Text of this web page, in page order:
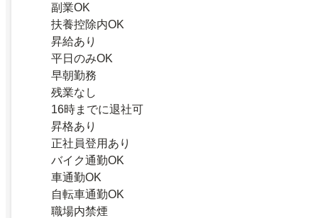
副業OK
扶養控除内OK
昇給あり
平日のみOK
早朝勤務
残業なし
16時までに退社可
昇格あり
正社員登用あり
バイク通勤OK
車通勤OK
自転車通勤OK
職場内禁煙